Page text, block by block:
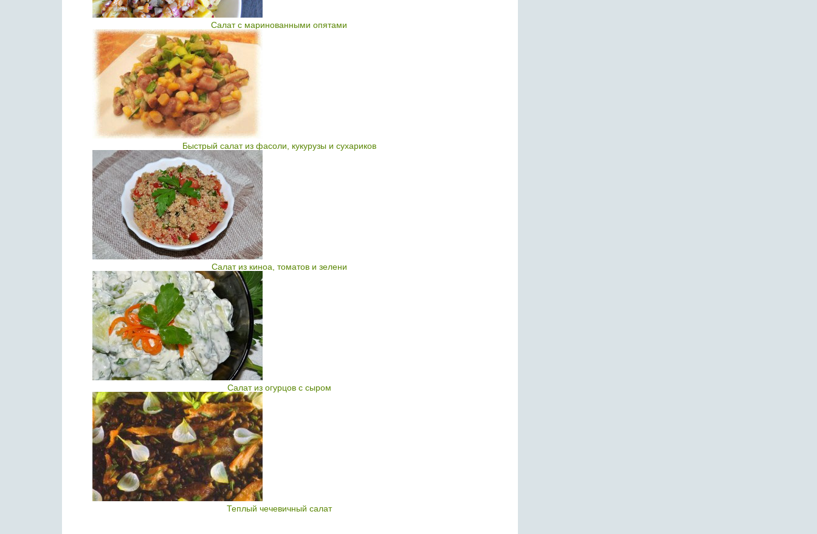
Салат с маринованными опятами
Быстрый салат из фасоли, кукурузы и сухариков
Салат из киноа, томатов и зелени
Салат из огурцов с сыром
Теплый чечевичный салат